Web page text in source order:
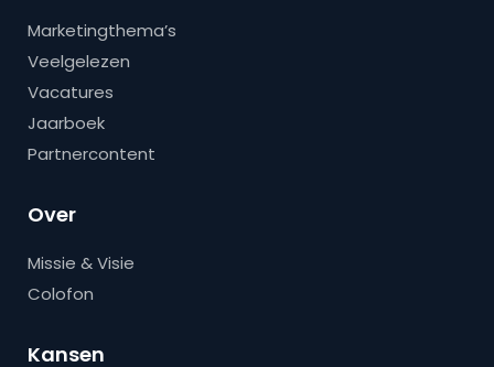
Marketingthema’s
Veelgelezen
Vacatures
Jaarboek
Partnercontent
Over
Missie & Visie
Colofon
Kansen